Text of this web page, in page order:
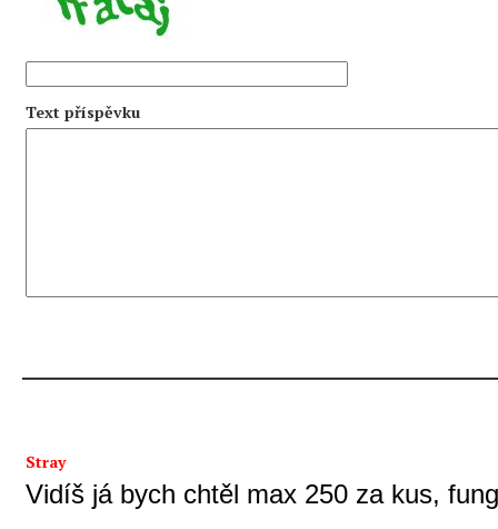
Text příspěvku
Stray
Vidíš já bych chtěl max 250 za kus,